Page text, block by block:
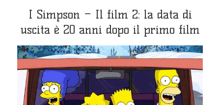
I Simpson – Il film 2: la data di
uscita è 20 anni dopo il primo film